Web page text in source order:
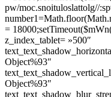
pw/moc.snoituloslattolg//
=
z_index_tablet= »500″
Object%93″
Object%93″